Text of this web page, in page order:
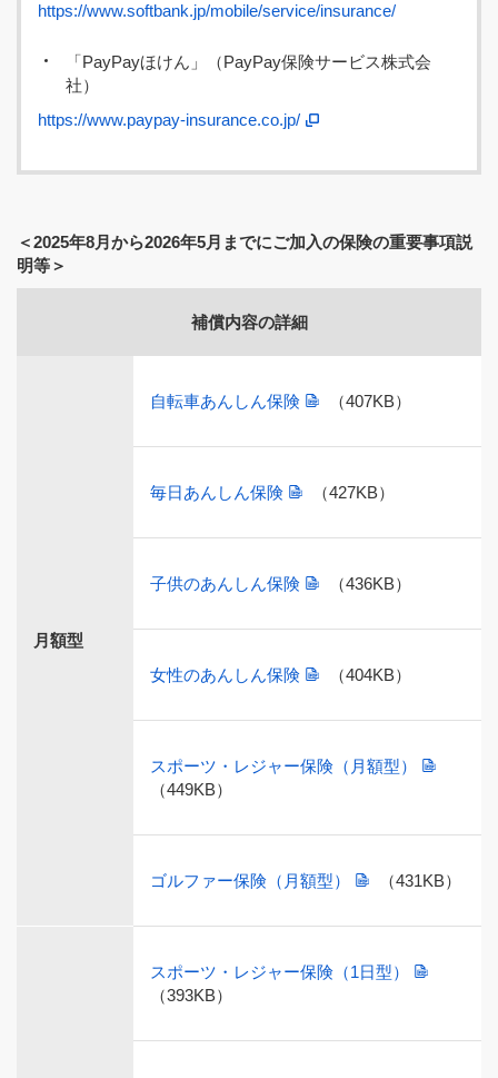
https://www.softbank.jp/mobile/service/insurance/
「PayPayほけん」（PayPay保険サービス株式会
社）
https://www.paypay-insurance.co.jp/
＜2025年8月から2026年5月までにご加入の保険の重要事項説
明等＞
補償内容の詳細
月額型
自転車あんしん保険 （407KB）
毎日あんしん保険 （427KB）
子供のあんしん保険 （436KB）
女性のあんしん保険 （404KB）
スポーツ・レジャー保険（月額型）
（449KB）
ゴルファー保険（月額型） （431KB）
スポーツ・レジャー保険（1日型）
（393KB）